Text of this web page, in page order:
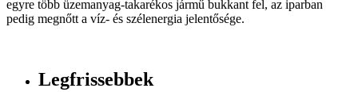
egyre több üzemanyag-takarékos jármű bukkant fel, az iparban
pedig megnőtt a víz- és szélenergia jelentősége.
Legfrissebbek